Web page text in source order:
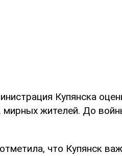
Купянска
мирных жителей. До
что Купянск